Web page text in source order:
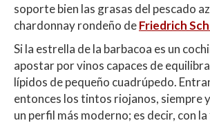
soporte bien las grasas del pescado
chardonnay rondeño deFriedrich
Si la estrella de la barbacoa es un
apostar por vinos capaces de
lípidos de pequeño cuadrúpedo.
entonces los tintos riojanos, siempre
un perfil más moderno; es decir, con